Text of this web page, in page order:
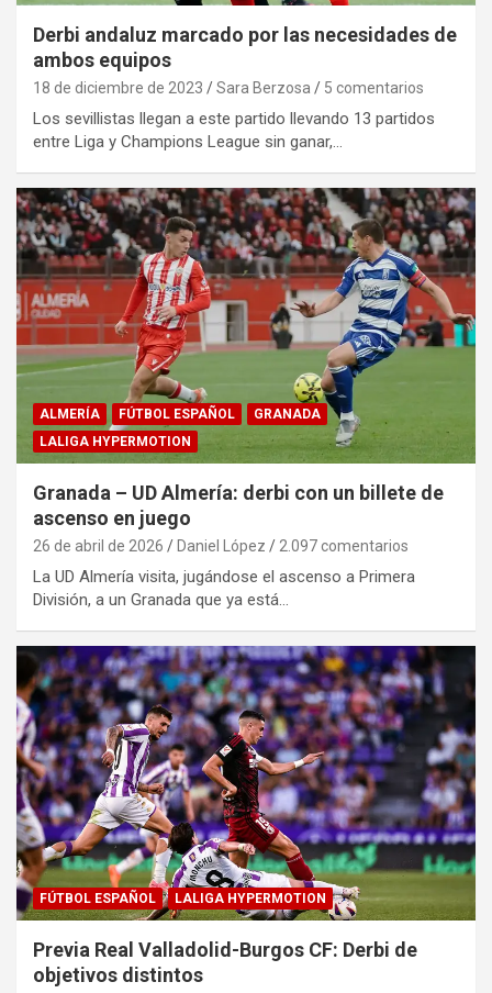
Derbi andaluz marcado por las necesidades de
ambos equipos
18 de diciembre de 2023 Sara Berzosa 5 comentarios
Los sevillistas llegan a este partido llevando 13 partidos
entre Liga y Champions League sin ganar,…
ALMERÍA FÚTBOL ESPAÑOL
GRANADA
LALIGA HYPERMOTION
Granada – UD Almería: derbi con un billete de
ascenso en juego
26 de abril de 2026 Daniel López 2.097 comentarios
La UD Almería visita, jugándose el ascenso a Primera
División, a un Granada que ya está…
FÚTBOL ESPAÑOL LALIGA HYPERMOTION
Previa Real Valladolid-Burgos CF: Derbi de
objetivos distintos